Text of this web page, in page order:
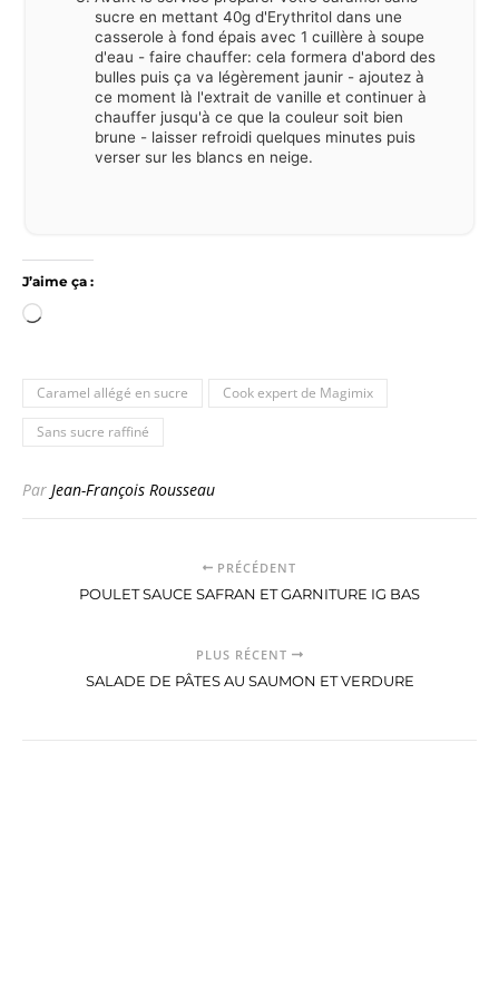
sucre en mettant 40g d'Erythritol dans une
casserole à fond épais avec 1 cuillère à soupe
d'eau - faire chauffer: cela formera d'abord des
bulles puis ça va légèrement jaunir - ajoutez à
ce moment là l'extrait de vanille et continuer à
chauffer jusqu'à ce que la couleur soit bien
brune - laisser refroidi quelques minutes puis
verser sur les blancs en neige.
J’aime ça :
Chargement…
Caramel allégé en sucre Cook expert de Magimix
Sans sucre raffiné
Par Jean-François Rousseau
PRÉCÉDENT
POULET SAUCE SAFRAN ET GARNITURE IG BAS
PLUS RÉCENT
SALADE DE PÂTES AU SAUMON ET VERDURE